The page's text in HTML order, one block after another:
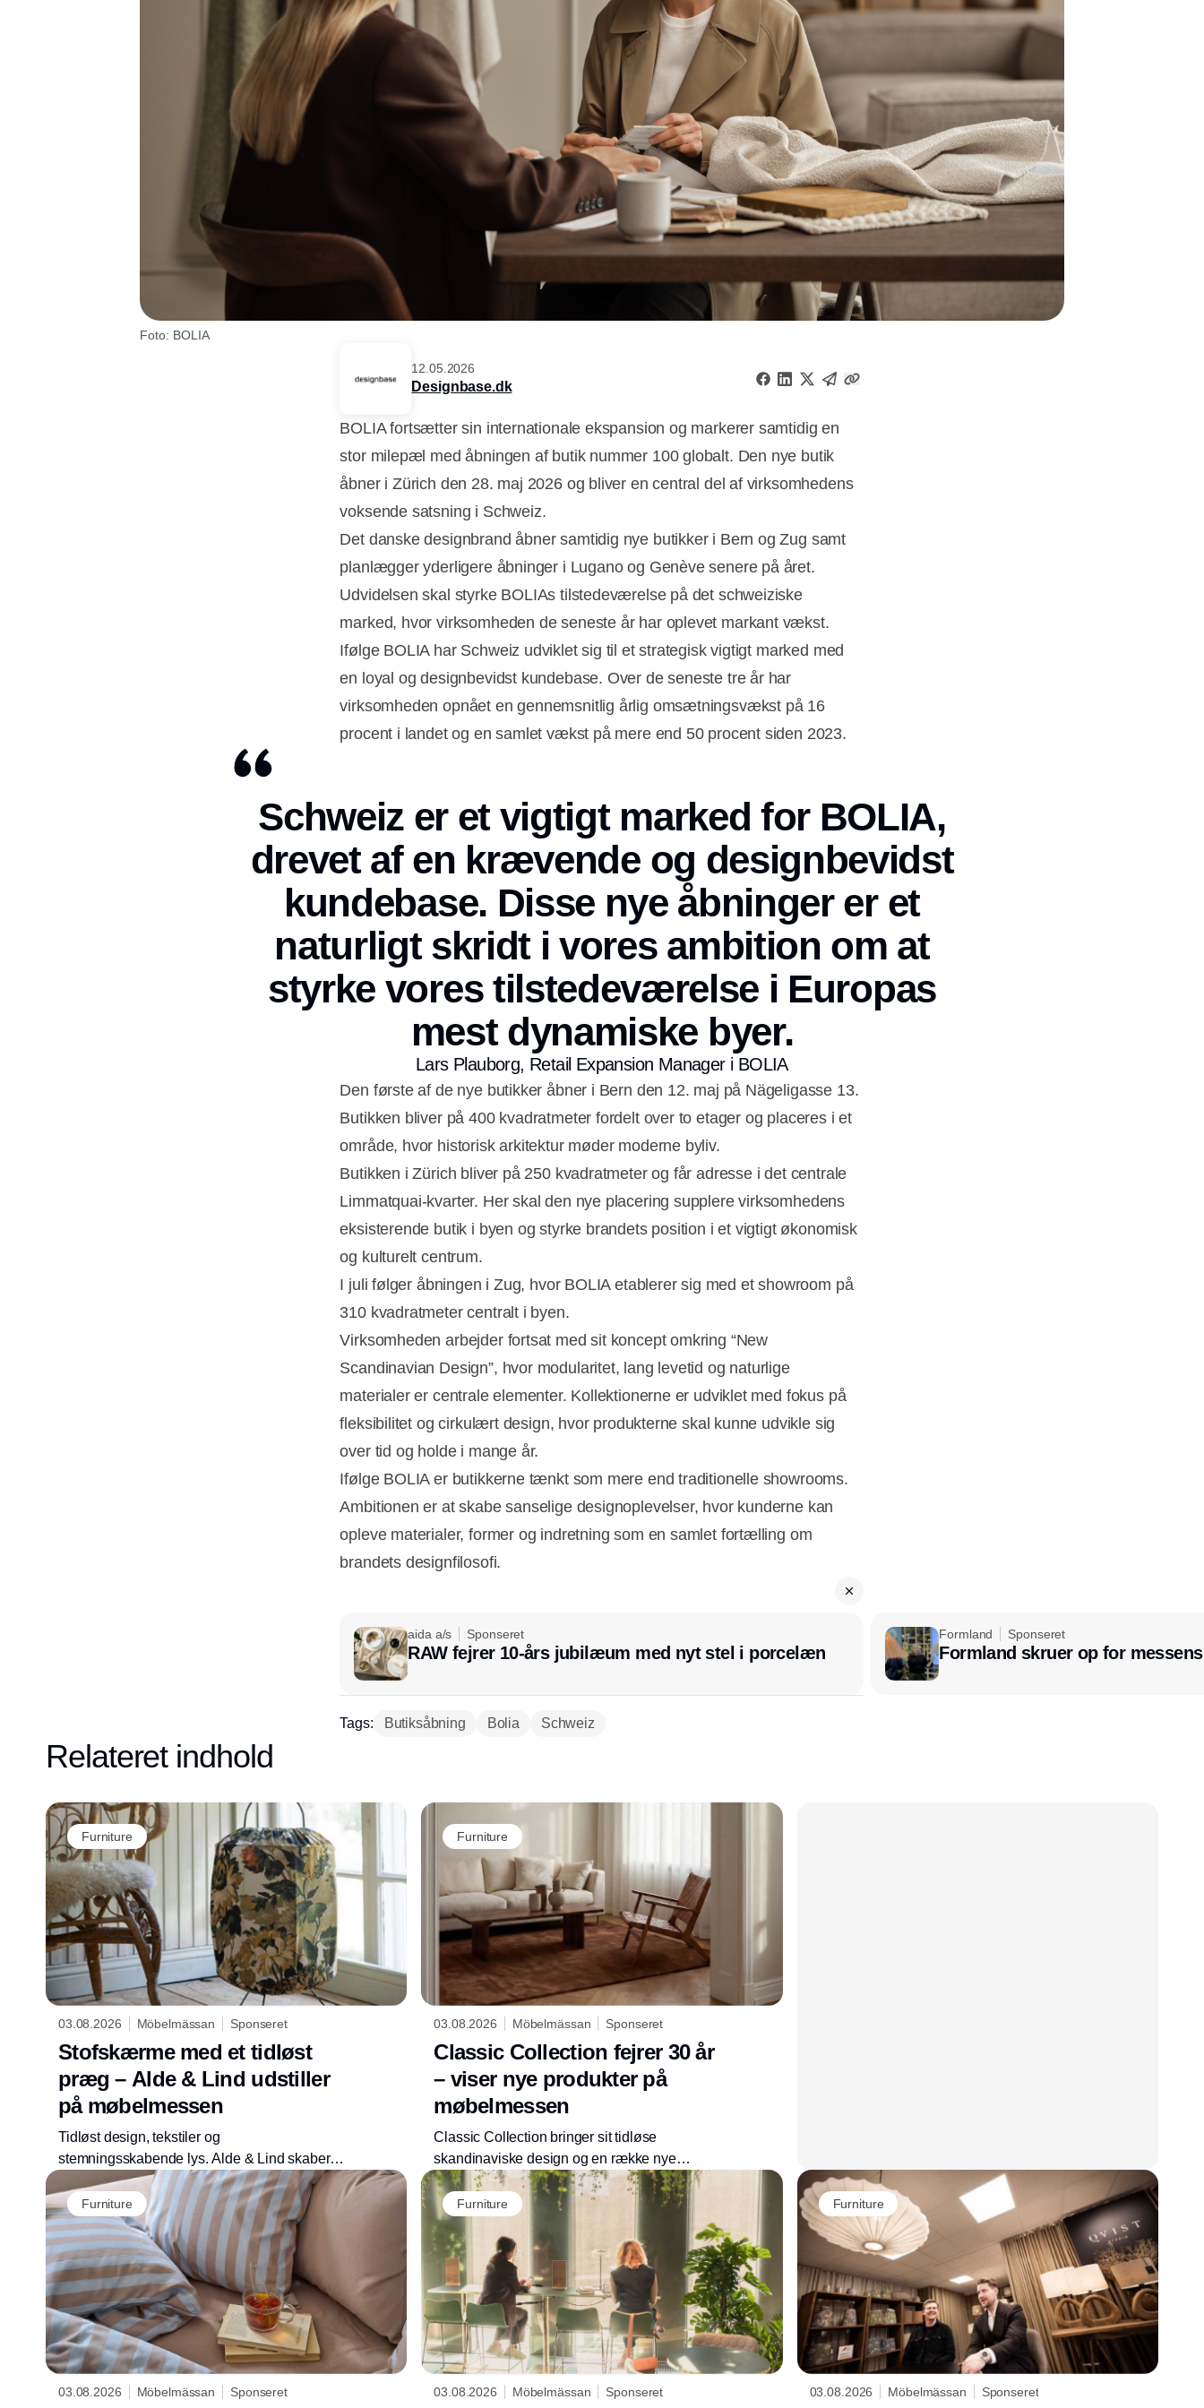
Foto: BOLIA
12.05.2026
Designbase.dk
BOLIA fortsætter sin internationale ekspansion og markerer samtidig en
stor milepæl med åbningen af butik nummer 100 globalt. Den nye butik
åbner i Zürich den 28. maj 2026 og bliver en central del af virksomhedens
voksende satsning i Schweiz.
Det danske designbrand åbner samtidig nye butikker i Bern og Zug samt
planlægger yderligere åbninger i Lugano og Genève senere på året.
Udvidelsen skal styrke BOLIAs tilstedeværelse på det schweiziske
marked, hvor virksomheden de seneste år har oplevet markant vækst.
Ifølge BOLIA har Schweiz udviklet sig til et strategisk vigtigt marked med
en loyal og designbevidst kundebase. Over de seneste tre år har
virksomheden opnået en gennemsnitlig årlig omsætningsvækst på 16
procent i landet og en samlet vækst på mere end 50 procent siden 2023.
Schweiz er et vigtigt marked for BOLIA,
drevet af en krævende og designbevidst
kundebase. Disse nye åbninger er et
naturligt skridt i vores ambition om at
styrke vores tilstedeværelse i Europas
mest dynamiske byer.
Lars Plauborg, Retail Expansion Manager i BOLIA
Den første af de nye butikker åbner i Bern den 12. maj på Nägeligasse 13.
Butikken bliver på 400 kvadratmeter fordelt over to etager og placeres i et
område, hvor historisk arkitektur møder moderne byliv.
Butikken i Zürich bliver på 250 kvadratmeter og får adresse i det centrale
Limmatquai-kvarter. Her skal den nye placering supplere virksomhedens
eksisterende butik i byen og styrke brandets position i et vigtigt økonomisk
og kulturelt centrum.
I juli følger åbningen i Zug, hvor BOLIA etablerer sig med et showroom på
310 kvadratmeter centralt i byen.
Virksomheden arbejder fortsat med sit koncept omkring “New
Scandinavian Design”, hvor modularitet, lang levetid og naturlige
materialer er centrale elementer. Kollektionerne er udviklet med fokus på
fleksibilitet og cirkulært design, hvor produkterne skal kunne udvikle sig
over tid og holde i mange år.
Ifølge BOLIA er butikkerne tænkt som mere end traditionelle showrooms.
Ambitionen er at skabe sanselige designoplevelser, hvor kunderne kan
opleve materialer, former og indretning som en samlet fortælling om
brandets designfilosofi.
aida a/s Sponseret
RAW fejrer 10-års jubilæum med nyt stel i porcelæn
Formland Sponseret
Formland skruer op for
Tags: Butiksåbning Bolia Schweiz
Relateret indhold
Furniture
03.08.2026 Möbelmässan Sponseret
Stofskærme med et tidløst
præg – Alde & Lind udstiller
på møbelmessen
Tidløst design, tekstiler og
stemningsskabende lys. Alde & Lind skaber
lamper, der øger hjemmehyggen.
Furniture
03.08.2026 Möbelmässan Sponseret
Classic Collection fejrer 30 år
– viser nye produkter på
møbelmessen
Classic Collection bringer sit tidløse
skandinaviske design og en række nye
produkter til årets møbelmesse. Mød en af ​​
årets udstillere, måske bedst kendt for sine
slidstærke og stilfulde tæpper.
Furniture
03.08.2026 Möbelmässan Sponseret
Furniture
03.08.2026 Möbelmässan Sponseret
Furniture
03.08.2026 Möbelmässan Sponseret